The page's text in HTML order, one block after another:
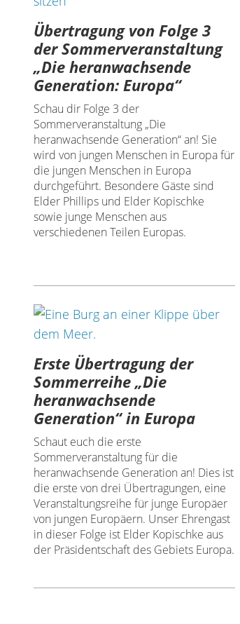
Übertragung von Folge 3
der Sommerveranstaltung
„Die heranwachsende
Generation: Europa“
Schau dir Folge 3 der
Sommerveranstaltung „Die
heranwachsende Generation“ an! Sie
wird von jungen Menschen in Europa für
die jungen Menschen in Europa
durchgeführt. Besondere Gäste sind
Elder Phillips und Elder Kopischke
sowie junge Menschen aus
verschiedenen Teilen Europas.
Erste Übertragung der
Sommerreihe „Die
heranwachsende
Generation“ in Europa
Schaut euch die erste
Sommerveranstaltung für die
heranwachsende Generation an! Dies ist
die erste von drei Übertragungen, eine
Veranstaltungsreihe für junge Europäer
von jungen Europäern. Unser Ehrengast
in dieser Folge ist Elder Kopischke aus
der Präsidentschaft des Gebiets Europa.